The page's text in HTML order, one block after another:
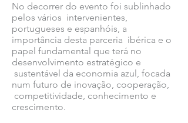
No decorrer do evento foi sublinhado
pelos vários intervenientes,
portugueses e espanhóis, a
importância desta parceria ibérica e o
papel fundamental que terá no
desenvolvimento estratégico e
sustentável da economia azul, focada
num futuro de inovação, cooperação,
competitividade, conhecimento e
crescimento.